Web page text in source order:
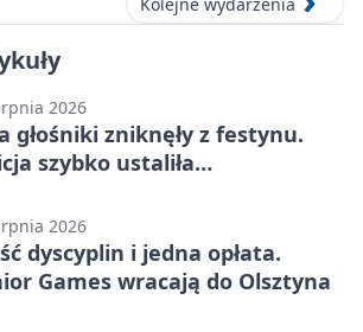
2026
głośniki zniknęły z festynu.
szybko ustaliła
2026
dyscyplin i jedna opłata.
Games wracają do Olsztyna